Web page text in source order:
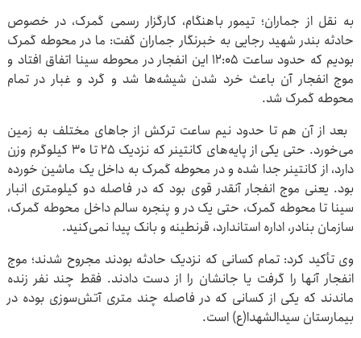
به نقل از جماران؛ تیمور باهنگام، کارگزار رسمی گمرک، در خصوص
حادثه بندر شهید رجایی به خبرنگار جماران گفت: ما در محوطه گمرک
بودیم که حدود ساعت ۱۲:۰۵ این انفجار در محوطه سینا اتفاق افتاد و
موج انفجار آن باعث خرد شدن شیشه‌ها شد و گرد و غبار در تمام
محوطه گمرک شد.
بعد از آن هم تا حدود نیم ساعت ترکش از جاهای مختلف به زمین
می‌خورد. حتی یکی از پایه‌های کانتینر که نزدیک ۲۵ تا ۳۰ کیلوگرم وزن
دارد، از کانتینر جدا شده و در محوطه گمرک به داخل یک ماشین خورده
بود. یعنی موج انفجار آنقدر قوی بود که در فاصله دو کیلومتری انبار
سینا تا محوطه گمرک، حتی یک در و پنجره سالم داخل محوطه گمرک،
سازمان بنادر، اداره استاندارد، قرنطینه و بانک پیدا نمی‌کنید.
وی تأکید کرد: تمام کسانی که نزدیک حادثه بودند مجروح شدند؛ موج
انفجار آنها را گرفت یا جانشان را از دست دادند. فقط چند نفر زنده
ماندند که یکی از کسانی که در فاصله چند متری آتش‌سوزی بوده در
بیمارستان سیدالشهدا(ع) است.